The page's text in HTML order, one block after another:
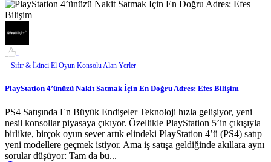
-
Sıfır & İkinci El Oyun Konsolu Alan Yerler
PlayStation 4’ünüzü Nakit Satmak İçin En Doğru Adres: Efes Bilişim
PS4 Satışında En Büyük Endişeler Teknoloji hızla gelişiyor, yeni
nesil konsollar piyasaya çıkıyor. Özellikle PlayStation 5’in çıkışıyla
birlikte, birçok oyun sever artık elindeki PlayStation 4’ü (PS4) satıp
yeni modellere geçmek istiyor. Ama iş satışa geldiğinde akıllara aynı
sorular düşüyor: Tam da bu...